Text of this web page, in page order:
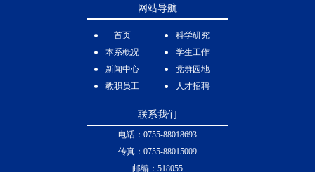
网站导航
首页
本系概况
新闻中心
教职员工
科学研究
学生工作
党群园地
人才招聘
联系我们
电话：0755-88018693
传真：0755-88015009
邮编：518055